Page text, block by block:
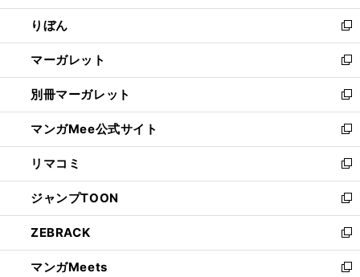
開
く
ウ
で
開
く
ン
ド
ウ
で
開
く
ウ
ィ
ン
ド
ウ
で
開
く
りぼん
新
し
い
ウ
ィ
ン
ド
ウ
で
開
く
マーガレット
新
し
い
ウ
ィ
ン
ド
ウ
で
開
く
別冊マーガレット
新
し
い
ウ
ィ
ン
ド
ウ
で
開
く
マンガMee公式サイト
新
し
い
ウ
ィ
ン
ド
ウ
で
リマコミ
新
し
い
ウ
ィ
ン
ド
ジャンプTOON
新
し
い
ウ
ィ
ZEBRACK
新
し
い
マンガMeets 新